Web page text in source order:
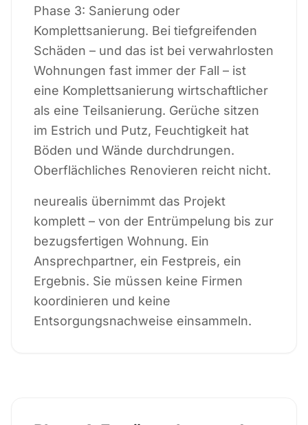
Phase 3: Sanierung oder
Komplettsanierung. Bei tiefgreifenden
Schäden – und das ist bei verwahrlosten
Wohnungen fast immer der Fall – ist
eine Komplettsanierung wirtschaftlicher
als eine Teilsanierung. Gerüche sitzen
im Estrich und Putz, Feuchtigkeit hat
Böden und Wände durchdrungen.
Oberflächliches Renovieren reicht nicht.
neurealis übernimmt das Projekt
komplett – von der Entrümpelung bis zur
bezugsfertigen Wohnung. Ein
Ansprechpartner, ein Festpreis, ein
Ergebnis. Sie müssen keine Firmen
koordinieren und keine
Entsorgungsnachweise einsammeln.